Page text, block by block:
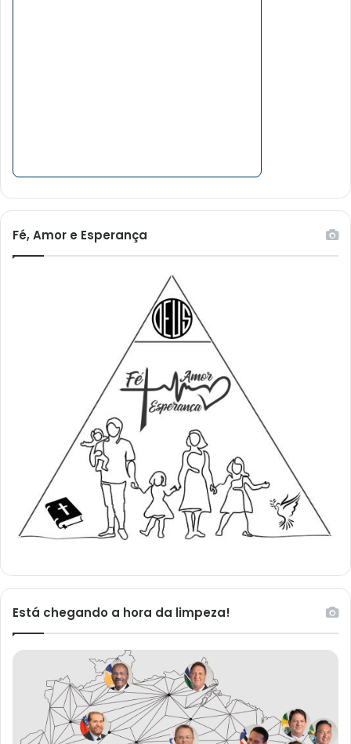
Fé, Amor e Esperança
Está chegando a hora da limpeza!